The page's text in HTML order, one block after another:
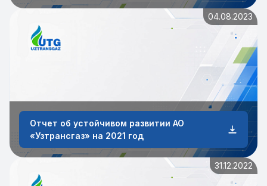
04.08.2023
Отчет об устойчивом развитии АО
«Узтрансгаз» на 2021 год
31.12.2022